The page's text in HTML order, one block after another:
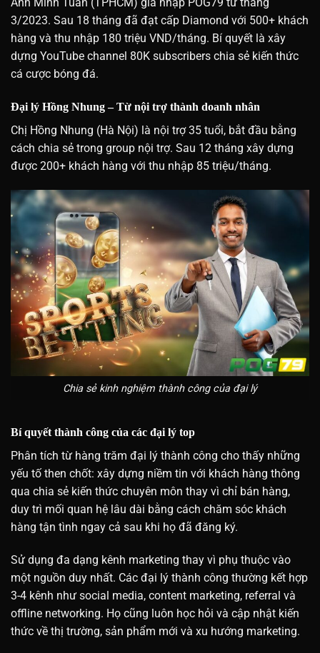
3/2023. Sau 18 tháng đã đạt cấp Diamond với 500+ khách
hàng và thu nhập 180 triệu VND/tháng. Bí quyết là xây
dựng YouTube channel 80K subscribers chia sẻ kiến thức
cá cược bóng đá.
Đại lý Hồng Nhung – Từ nội trợ thành doanh nhân
Chị Hồng Nhung (Hà Nội) là nội trợ 35 tuổi, bắt đầu bằng
cách chia sẻ trong group nội trợ. Sau 12 tháng xây dựng
được 200+ khách hàng với thu nhập 85 triệu/tháng.
Chia sẻ kinh nghiệm thành công của đại lý
Bí quyết thành công của các đại lý top
Phân tích từ hàng trăm đại lý thành công cho thấy những
yếu tố then chốt: xây dựng niềm tin với khách hàng thông
qua chia sẻ kiến thức chuyên môn thay vì chỉ bán hàng,
duy trì mối quan hệ lâu dài bằng cách chăm sóc khách
hàng tận tình ngay cả sau khi họ đã đăng ký.
Sử dụng đa dạng kênh marketing thay vì phụ thuộc vào
một nguồn duy nhất. Các đại lý thành công thường kết hợp
3-4 kênh như social media, content marketing, referral và
offline networking. Họ cũng luôn học hỏi và cập nhật kiến
thức về thị trường, sản phẩm mới và xu hướng marketing.